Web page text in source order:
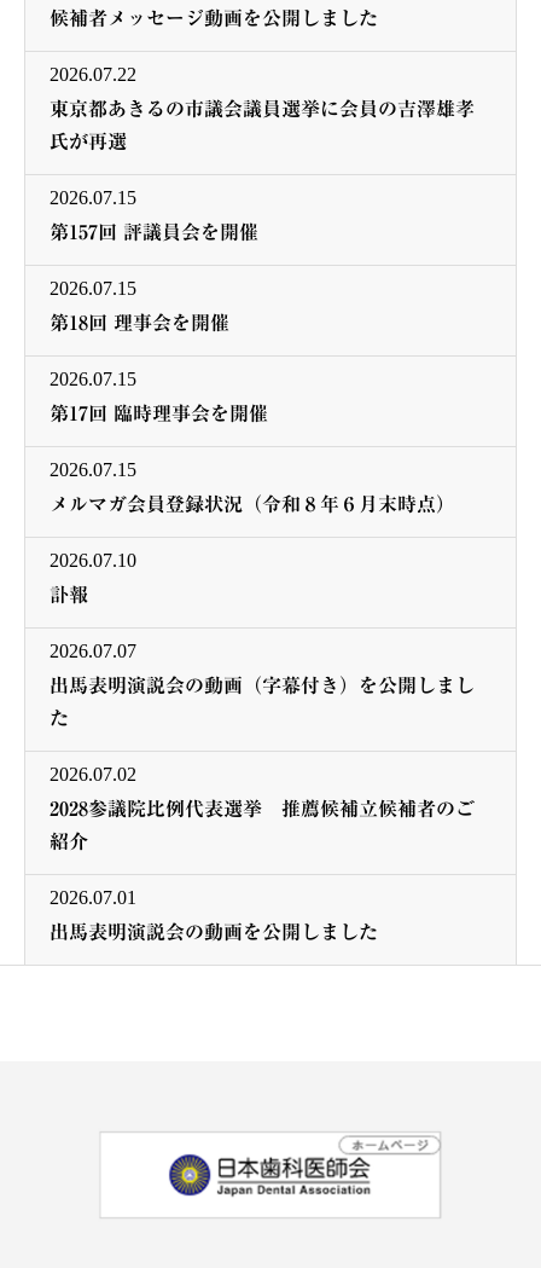
候補者メッセージ動画を公開しました
2026.07.22
東京都あきるの市議会議員選挙に会員の吉澤雄孝
氏が再選
2026.07.15
第157回 評議員会を開催
2026.07.15
第18回 理事会を開催
2026.07.15
第17回 臨時理事会を開催
2026.07.15
メルマガ会員登録状況（令和８年６月末時点）
2026.07.10
訃報
2026.07.07
出馬表明演説会の動画（字幕付き）を公開しまし
た
2026.07.02
2028参議院比例代表選挙 推薦候補立候補者のご
紹介
2026.07.01
出馬表明演説会の動画を公開しました